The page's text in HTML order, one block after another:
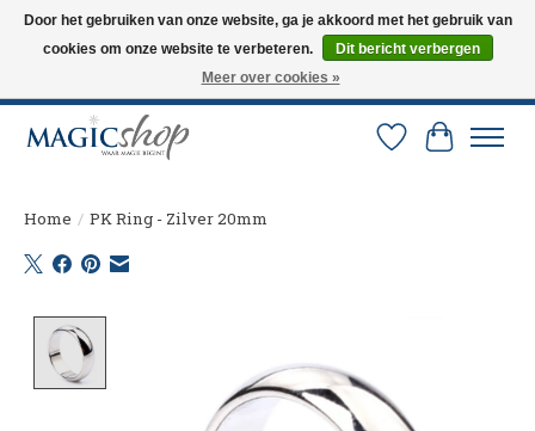
Altijd de nieuwste trucs op voorraad. Snelle verzending via PostNL en DHL.
Langskomen in onze winkel? Bel of mail om een afspraak te maken. 0251-
Verlanglijst
Home / PK Ring - Zilver 20mm
Door het gebruiken van onze website, ga je akkoord met het gebruik van
cookies om onze website te verbeteren.
Dit bericht verbergen
Meer over cookies »